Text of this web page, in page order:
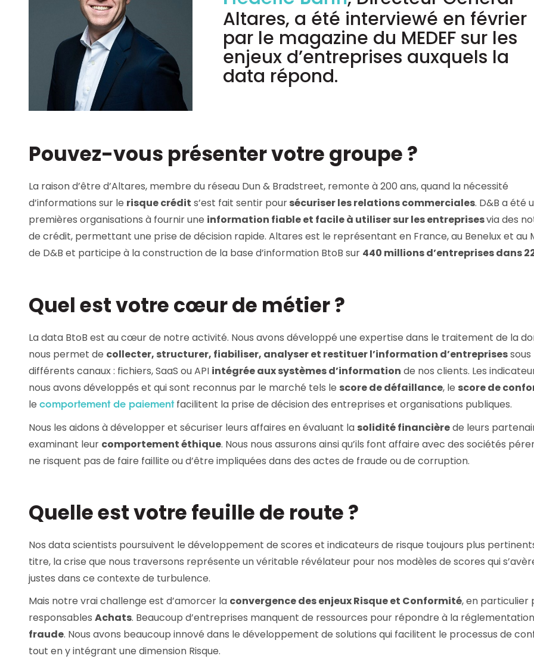
Prendre de meilleures
décisions ​et adopter les
bonnes stratégies​ grâce à
l’attitude de paiement
Les principes qui guident nos équipes et
nos engagements.
Découvrir nos valeurs
Consultez les informations relatives à
notre évaluation EcoVadis.
Consulter le rapport
Altares, a été interviewé en février
par le magazine du MEDEF sur les
enjeux d’entreprises auxquels la
data répond.
Pouvez-vous présenter votre groupe ?
La raison d’être d’Altares, membre du réseau Dun & Bradstreet, remonte à 200 ans, quand la nécessité
d’informations sur le risque crédit s’est fait sentir poursécuriser les relations commerciales. D&B a été
premières organisations à fournir une information fiable et facile à utiliser sur les entreprisesvia des
de crédit, permettant une prise de décision rapide. Altares est le représentant en France, au Benelux et au
de D&B et participe à la construction de la base d’information BtoB sur 440 millions d’entreprises dans
Quel est votre cœur de métier ?
La data BtoB est au cœur de notre activité. Nous avons développé une expertise dans le traitement de la
nous permet de collecter, structurer, fiabiliser, analyser et restituer l’information d’entreprisessous
différents canaux : fichiers, SaaS ou API intégrée aux systèmes d’information de nos clients. Les
nous avons développés et qui sont reconnus par le marché tels le score de défaillance, le score de
le comportement de paiementfacilitent la prise de décision des entreprises et organisations publiques.
Nous les aidons à développer et sécuriser leurs affaires en évaluant la solidité financièrede leurs
examinant leur comportement éthique. Nous nous assurons ainsi qu’ils font affaire avec des sociétés
ne risquent pas de faire faillite ou d’être impliquées dans des actes de fraude ou de corruption.
Quelle est votre feuille de route ?
Nos data scientists poursuivent le développement de scores et indicateurs de risque toujours plus
titre, la crise que nous traversons représente un véritable révélateur pour nos modèles de scores qui
justes dans ce contexte de turbulence.
Mais notre vrai challenge est d’amorcer la convergence des enjeux Risque et Conformité, en particulier
responsables Achats. Beaucoup d’entreprises manquent de ressources pour répondre à la réglementation
fraude. Nous avons beaucoup innové dans le développement de solutions qui facilitent le processus de
tout en y intégrant une dimension Risque.